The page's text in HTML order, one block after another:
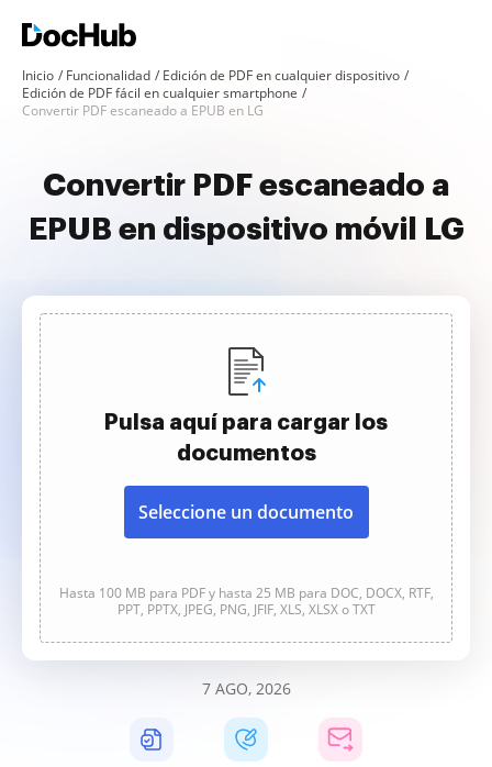
Inicio Funcionalidad
Edición de PDF en cualquier dispositivo
Edición de PDF fácil en cualquier smartphone
Convertir PDF escaneado a EPUB en LG
Convertir PDF escaneado a
EPUB en dispositivo móvil LG
Pulsa aquí para cargar los
documentos
Seleccione un documento
Hasta 100 MB para PDF y hasta 25 MB para DOC, DOCX, RTF,
PPT, PPTX, JPEG, PNG, JFIF, XLS, XLSX o TXT
7 AGO, 2026